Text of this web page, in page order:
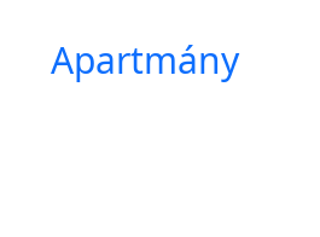
Apartmány